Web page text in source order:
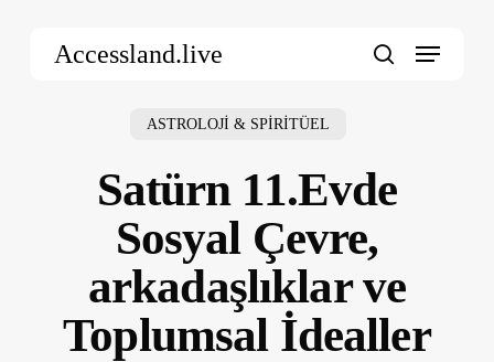
Accessland.live Menu
ASTROLOJİ & SPİRİTÜEL
Satürn 11.Evde
Sosyal Çevre,
arkadaşlıklar ve
Toplumsal İdealler